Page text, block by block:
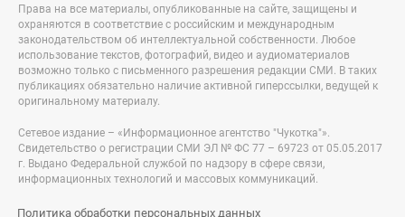
Права на все материалы, опубликованные на сайте, защищены и
охраняются в соответствие с российским и международным
законодательством об интеллектуальной собственности. Любое
использование текстов, фотографий, видео и аудиоматериалов
возможно только с письменного разрешения редакции СМИ. В таких
публикациях обязательно наличие активной гиперссылки, ведущей к
оригинальному материалу.
Сетевое издание – «Информационное агентство "Чукотка"».
Свидетельство о регистрации СМИ ЭЛ № ФС 77 – 69723 от 05.05.2017
г. Выдано Федеральной службой по надзору в сфере связи,
информационных технологий и массовых коммуникаций.
Политика обработки персональных данных